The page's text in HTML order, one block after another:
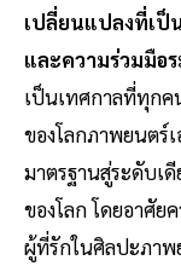
เปลี่ยนแปลงที่เป็
และความร่วมมือ
เป็นเทศกาลที่ทุก
ของโลกภาพยนตร์
มาตรฐานสู่ระดับเ
ของโลก โดยอาศัย
ผู้ที่รักในศิลปะภา